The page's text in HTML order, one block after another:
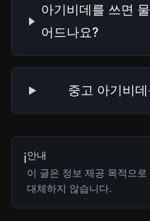
아기비데를 쓰면
어드나요?
중고 아기비
ℹ️안내
이 글은 정보 제공 목적으
대체하지 않습니다.